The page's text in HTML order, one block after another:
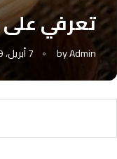
تعرفي على
byAdmin 7 أبريل، 2019